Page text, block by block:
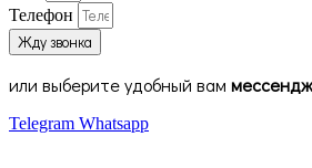
Телефон
Жду звонка
или выберите удобный вам
Telegram Whatsapp